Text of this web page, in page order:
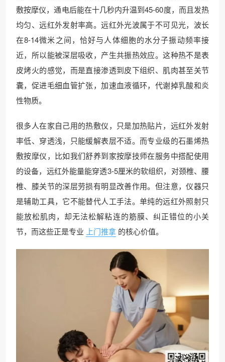
敷按摩仪，通电后能在十几秒内升温到45-60度，而且发热
均匀、远红外发射率高。远红外光波属于不可见光，波长
在8-14微米之间，恰好与人体细胞的水分子振动频率接
近，所以能被深层吸收，产生共振热效应。这种热不是表
皮烤火的感觉，而是直接渗透到皮下组织、肌肉甚至关节
囊，促进毛细血管扩张，加速血液循环，代谢掉乳酸和炎
性物质。
很多人在家自己用的热敷仪，只是加热贴片，远红外发射
率低、穿透浅，只能缓解表层不适。而专业级的石墨烯热
敷按摩仪，比如我们舒养到家按摩技师在服务中搭配使用
的设备，远红外能量能穿透3-5厘米的软组织，对颈椎、腰
椎、膝关节的深层劳损有明显改善作用。但注意，仪器只
是辅助工具，它不能替代人工手法。单纯的远红外照射只
能放松肌肉，却无法松解粘连的筋膜、纠正错位的小关
节，而这些正是专业 上门推拿 的核心价值。